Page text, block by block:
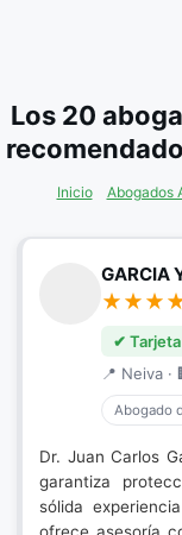
Los 20
Inicio Abogados
GARCIA
✔
📍 Neiva ·
Abogado
Dr. Juan Carlos
garantiza
sólida